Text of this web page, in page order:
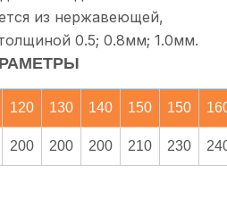
из нержавеющей,
0.5; 0.8мм; 1.0мм.
120 130 140 150 150
200 200 200 210 230